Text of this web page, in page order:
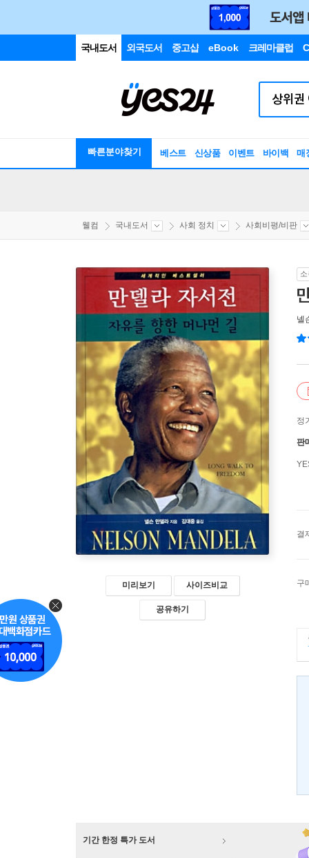
국내도서 외국도서 중고샵 eBook 크레마클럽
빠른분야찾기 베스트 신상품 이벤트 바이백 매
웰컴 국내도서 사회 정치 사회비평/비판
미리보기 사이즈비교
공유하기
넬
정
판
결
구
기간 한정 특가 도서